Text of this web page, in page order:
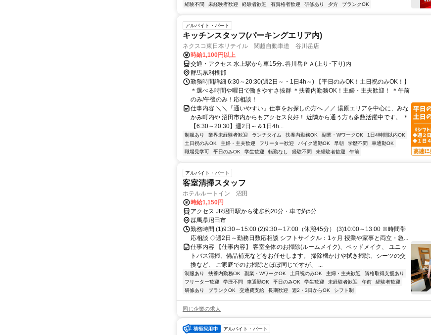
経験不問
未経験者歓迎 経験者歓迎 有資格者歓迎 研修あり 夕方 ブランクOK
アルバイト・パート
キッチンスタッフ(パーキングエリア内)
ネクスコ東日本リテイル 関越自動車道 谷川岳店
時給1,100円以上
交通・アクセス 水上駅から車15分､谷川岳ＰＡ(上り･下り)内
群馬県利根郡
勤務時間詳細 6:30～20:30(週2日～・1日4h～) 【平日のみOK！土日祝のみOK！】
＊選べる時間や曜日で働きやすさ抜群 ＊扶養内勤務OK！主婦・主夫歓迎！ ＊午前
のみ/午後のみ！応相談！
仕事内容 ＼＼『通いやすい』仕事をお探しの方へ ／／ 湯原エリアを中心に、みな
かみ町内や 沼田市内からもアクセス良好！ 近隣から通う方も多数活躍中です。 ＊
【6:30～20:30】週2日～＆1日4h...
制服あり 業界未経験者歓迎 ランチタイム 扶養内勤務OK 副業・WワークOK
1日4時間以内OK
土日祝のみOK
主婦・主夫歓迎 フリーター歓迎 バイク通勤OK 早朝 学歴不問
車通勤OK
職場見学可
平日のみOK 学生歓迎 転勤なし 経験不問 未経験者歓迎 午前
アルバイト・パート
客室清掃スタッフ
ホテルルートイン 沼田
時給1,150円
アクセス JR沼田駅から徒歩約20分・車で約5分
群馬県沼田市
勤務時間 (1)9:30～15:00 (2)9:30～17:00（休憩45分） (3)10:00～13:00 ※時間帯
応相談 ◇週2日～勤務日数応相談 シフトサイクル：1ヶ月 授業や家事と両立・急...
仕事内容 【仕事内容】 客室全体のお掃除(ルームメイク)、ベッドメイク、 ユニッ
トバス清掃、備品補充などをお任せします。 掃除機かけや拭き掃除、シーツの交
換など、 ご家庭でのお掃除とほぼ同じですが、 ...
制服あり 扶養内勤務OK 副業・WワークOK 土日祝のみOK 主婦・主夫歓迎
資格取得支援あり
フリーター歓迎
学歴不問 車通勤OK 平日のみOK 学生歓迎 未経験者歓迎 午前
経験者歓迎
研修あり
ブランクOK 交通費支給 長期歓迎 週2・3日からOK シフト制
同じ企業の求人
アルバイト・パート